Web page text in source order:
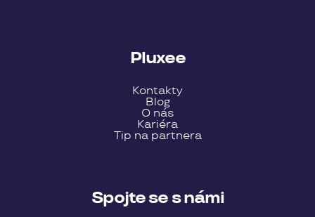
Pluxee
Kontakty
Blog
O nás
Kariéra
Tip na partnera
Spojte se s námi